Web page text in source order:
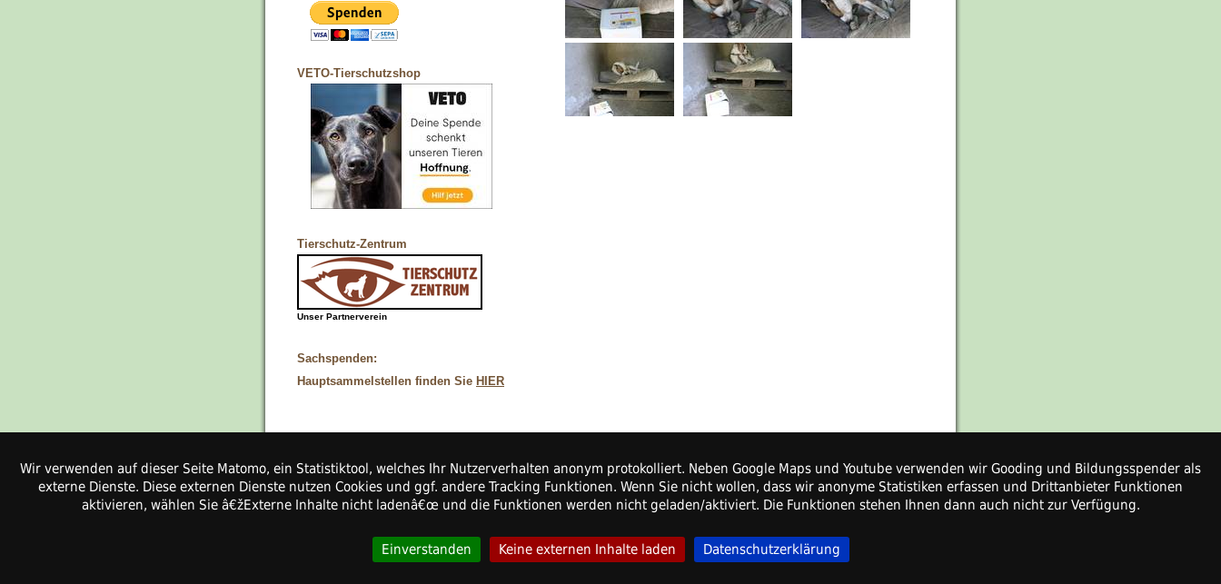
VETO-Tierschutzshop
Tierschutz-Zentrum
Unser Partnerverein
Sachspenden:
Hauptsammelstellen finden Sie HIER
Kontakt
Pfotenhilfe-Ungarn e.V.
Weitere Kontaktdaten
Wir verwenden auf dieser Seite Matomo, ein Statistiktool, welches Ihr Nutzerverhalten anonym protokolliert. Neben Google Maps und Youtube verwenden wir Gooding und Bildungsspender als
externe Dienste. Diese externen Dienste nutzen Cookies und ggf. andere Tracking Funktionen. Wenn Sie nicht wollen, dass wir anonyme Statistiken erfassen und Drittanbieter Funktionen
aktivieren, wählen Sie â€žExterne Inhalte nicht ladenâ€œ und die Funktionen werden nicht geladen/aktiviert. Die Funktionen stehen Ihnen dann auch nicht zur Verfügung.
Einverstanden Keine externen Inhalte laden Datenschutzerklärung